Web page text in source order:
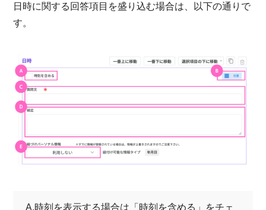
日時に関する回答項目を盛り込む場合は、以下の通りで
す。
A.時刻を表示する場合は「時刻を含める」をチェ